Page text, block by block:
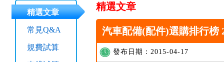
精選文章
常見Q&A
規費試算
精選文章
汽車配備(配件)選購排行榜
發布日期：2015-04-17